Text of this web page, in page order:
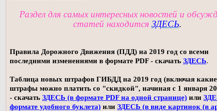
Раздел для самых интересных новостей и
статей находится ЗДЕСЬ.
Правила Дорожного Движения (ПДД) на 2019 год со всеми
последними изменениями в формате PDF - скачать ЗДЕСЬ.
Таблица новых штрафов ГИБДД на 2019 год (включая какие
штрафы можно платить со "скидкой", начиная с 1 января
- скачать ЗДЕСЬ (в формате PDF на одной странице) или
формате удобного буклета) или ЗДЕСЬ (в виде картинок (в